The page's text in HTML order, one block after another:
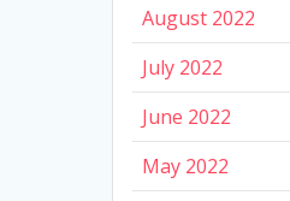
August 2022
July 2022
June 2022
May 2022